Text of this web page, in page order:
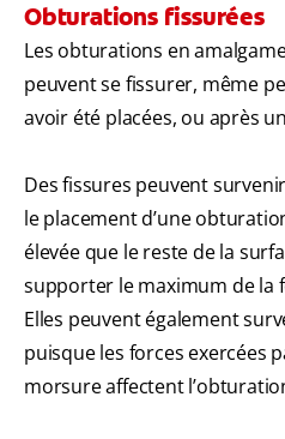
Obturations fissurées
Les obturations en
peuvent se fissurer, même
avoir été placées, ou après
Des fissures peuvent
le placement d’une
élevée que le reste de la
supporter le maximum de la
Elles peuvent également
puisque les forces exercées
morsure affectent